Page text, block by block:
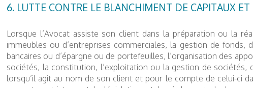
6. LUTTE CONTRE LE BLANCHIMENT DE CAPITAUX
Lorsque l’Avocat assiste son client dans la préparation ou la
immeubles ou d’entreprises commerciales, la gestion de
bancaires ou d’épargne ou de portefeuilles, l’organisation des
sociétés, la constitution, l’exploitation ou la gestion de
lorsqu’il agit au nom de son client et pour le compte de celui-ci